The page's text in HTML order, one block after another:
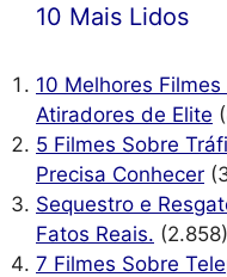
10 Mais Lidos
10 Melhores
Atiradores de Elite
5 Filmes Sobre
Precisa Conhecer
Sequestro e
Fatos Reais. (2.858)
7 Filmes Sobre